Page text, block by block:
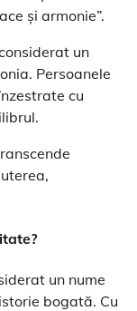
și armonie”.
un
Persoanele
cu
un nume
bogată. Cu